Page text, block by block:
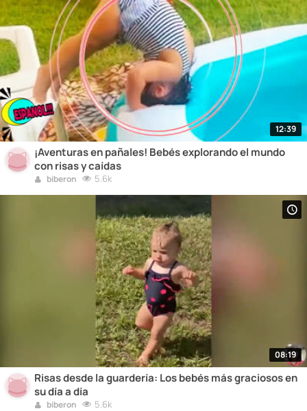
12:39
¡Aventuras en pañales! Bebés explorando el mundo
con risas y caídas
biberon 5.6k
08:19
Risas desde la guardería: Los bebés más graciosos en
su día a día
biberon 5.6k